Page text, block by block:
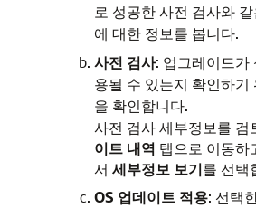
로 성공한 사전 검사와
에 대한 정보를 봅니다.
사전 검사: 업그레이드가
용될 수 있는지 확인하기
을 확인합니다.
사전 검사 세부정보를 검
이트 내역 탭으로 이동하
서 세부정보 보기를 선택
OS 업데이트 적용: 선택